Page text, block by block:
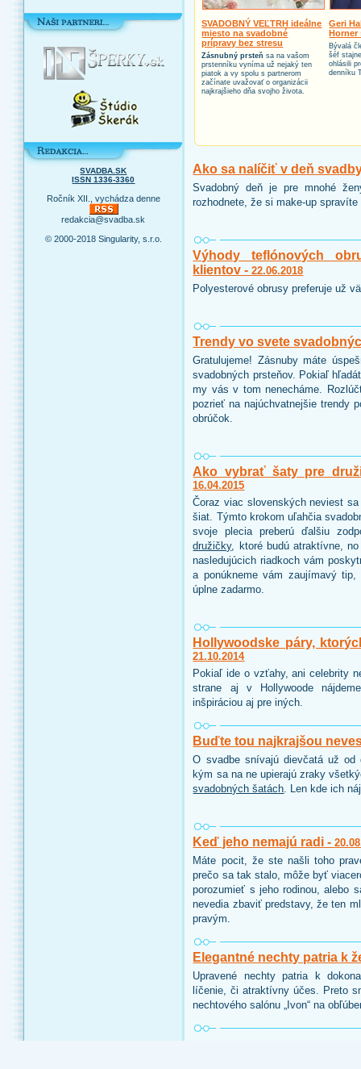
SVADBA.SK
ISSN 1336-3360
Ročník XII., vychádza denne
redakcia@svadba.sk
© 2000-2018 Singularity, s.r.o.
SVADOBNÝ VEĽTRH ideálne
miesto na svadobné
prípravy bez stresu
Zásnubný prsteň sa na vašom
prstenníku vyníma už nejaký ten
piatok a vy spolu s partnerom
začínate uvažovať o organizácii
najkrajšieho dňa svojho života.
Geri
Horner
Bývalá
šéf
ohlásili
denníku
Ako sa nalíčiť v deň
Svadobný deň je pre mnohé
rozhodnete, že si make-up
Výhody teflónových
klientov -22.06.2018
Polyesterové obrusy preferuje už
Trendy vo svete
Gratulujeme! Zásnuby máte
svadobných prsteňov. Pokiaľ
my vás v tom nenecháme.
pozrieť na najúchvatnejšie trendy
obrúčok.
Ako vybrať šaty pre
16.04.2015
Čoraz viac slovenských neviest
šiat. Týmto krokom uľahčia
svoje plecia preberú ďalšiu
družičky, ktoré budú atraktívne,
nasledujúcich riadkoch vám
a ponúkneme vám zaujímavý
úplne zadarmo.
Hollywoodske páry,
21.10.2014
Pokiaľ ide o vzťahy, ani celebrity
strane aj v Hollywoode
inšpiráciou aj pre iných.
Buďte tou najkrajšou
O svadbe snívajú dievčatá už
kým sa na ne upierajú zraky
svadobných šatách. Len kde ich
Keď jeho nemajú radi -
Máte pocit, že ste našli toho
prečo sa tak stalo, môže byť
porozumieť s jeho rodinou, alebo
nevedia zbaviť predstavy, že ten
pravým.
Elegantné nechty patria k
Upravené nechty patria k
líčenie, či atraktívny účes. Preto
nechtového salónu „Ivon“ na